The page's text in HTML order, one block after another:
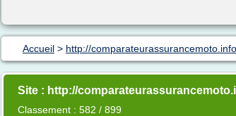
Accueil > http://comparateurassurancemoto.info
Site : http://
Classement : 582 / 899